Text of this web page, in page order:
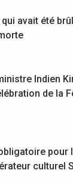
avait été
Indien
de la
pour
culturel